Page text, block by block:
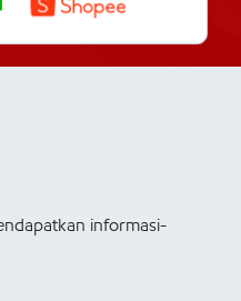
informasi-